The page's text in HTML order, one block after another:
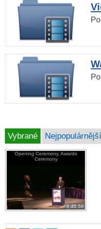
Vybrané Nejpopulárnější
Opening Ceremony, Awards
Ceremony
0:45:50